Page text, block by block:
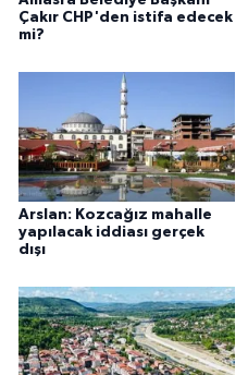
Çakır CHP'den istifa edecek
mi?
Arslan: Kozcağız mahalle
yapılacak iddiası gerçek
dışı